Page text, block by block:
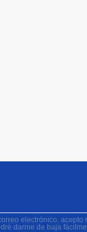
electrónico, acepto
darme de baja